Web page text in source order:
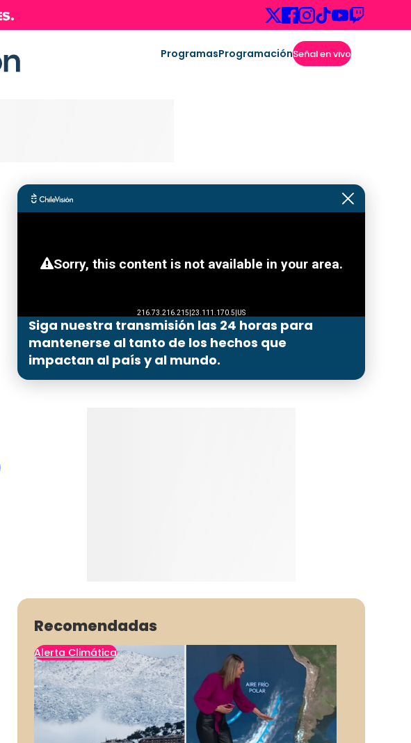
ProgramasProgramaciónSeñal en vivo
Siga nuestra transmisión las 24 horas para
mantenerse al tanto de los hechos que
impactan al país y al mundo.
Recomendadas
Alerta Climática